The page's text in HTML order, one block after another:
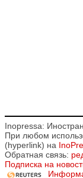
Inopressa:
При любом
(hyperlink) на
Обратная связь:
Подписка на